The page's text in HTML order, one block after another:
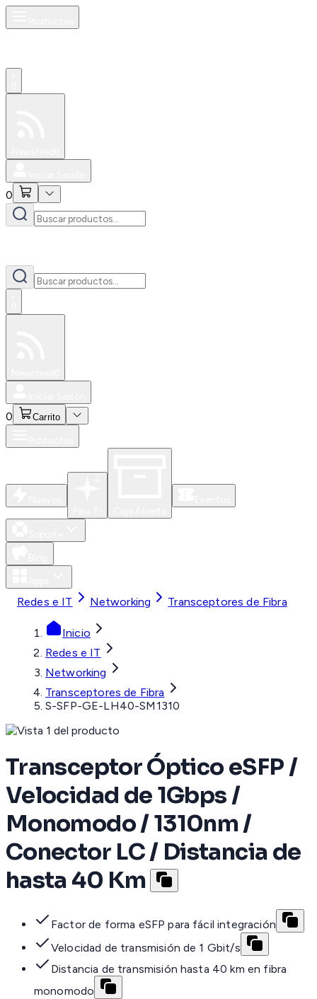
0
0 Carrito
Redes e IT Networking Transceptores de Fibra
Inicio
Redes e IT
Networking
Transceptores de Fibra
S-SFP-GE-LH40-SM1310
Transceptor Óptico eSFP /
Velocidad de 1Gbps /
Monomodo / 1310nm /
Conector LC / Distancia de
hasta 40 Km
Factor de forma eSFP para fácil integración
Velocidad de transmisión de 1 Gbit/s
Distancia de transmisión hasta 40 km en fibra
monomodo